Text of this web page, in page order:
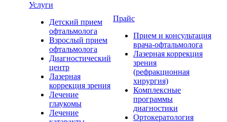
Услуги
Детский прием
офтальмолога
Взрослый прием
офтальмолога
Диагностический
центр
Лазерная
коррекция зрения
Лечение
глаукомы
Лечение
Прайс
Прием и консультация
врача-офтальмолога
Лазерная коррекция
зрения
(рефракционная
хирургия)
Комплексные
программы
диагностики
Ортокератология